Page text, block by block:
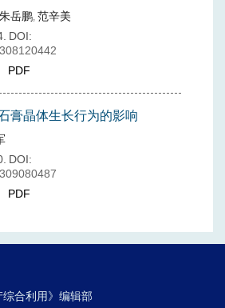
朱岳鹏, 范辛美
DOI:
PDF
膏晶体生长行为的影响
DOI:
PDF
合利用》编辑部